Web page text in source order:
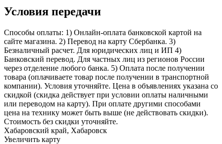
Условия передачи
Способы оплаты: 1) Онлайн-оплата банковской картой на
сайте магазина. 2) Перевод на карту Сбербанка. 3)
Безналичный расчет. Для юридических лиц и ИП 4)
Банковский перевод. Для частных лиц из регионов России
через отделение любого банка. 5) Оплата после получении
товара (оплачиваете товар после получении в транспортной
компании). Условия уточняйте. Цена в объявлениях указана со
скидкой (скидка действует при условии оплаты наличными
или переводом на карту). При оплате другими способами
цена на технику может быть выше (не действовать скидки).
Стоимость без скидки уточняйте.
Хабаровский край, Хабаровск
Увеличить карту